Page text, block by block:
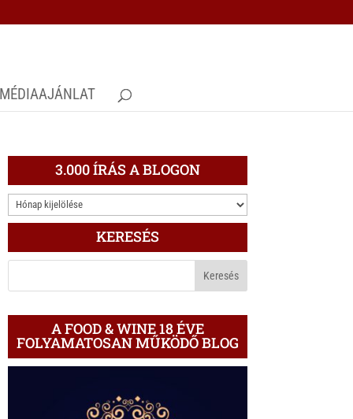
MÉDIAAJÁNLAT
3.000 ÍRÁS A BLOGON
3.000
ÍRÁS
BLOGON
KERESÉS
A FOOD & WINE 18 ÉVE
FOLYAMATOSAN MŰKÖDŐ BLOG